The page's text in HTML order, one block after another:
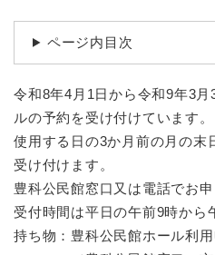
ページ内目次
令和8年4月1日から令和9年3
ルの予約を受け付けています。
使用する日の3か月前の月の末
受け付けます。
豊科公民館窓口又は電話でお申
受付時間は平日の午前9時から
持ち物：豊科公民館ホール利